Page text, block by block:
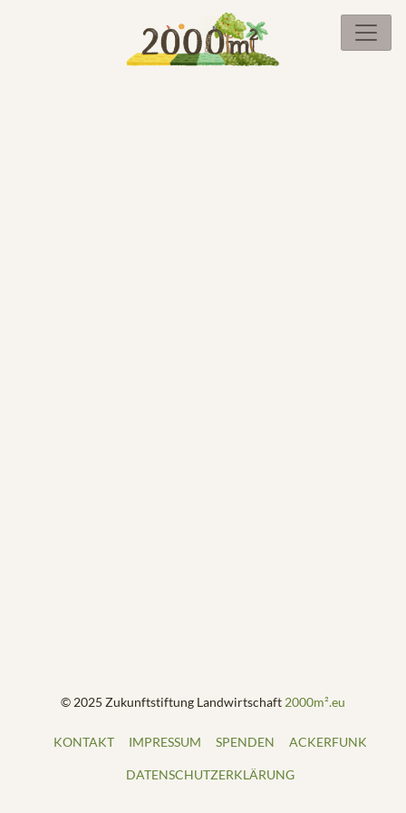
© 2025 Zukunftstiftung Landwirtschaft 2000m².eu
KONTAKT IMPRESSUM SPENDEN ACKERFUNK
DATENSCHUTZERKLÄRUNG